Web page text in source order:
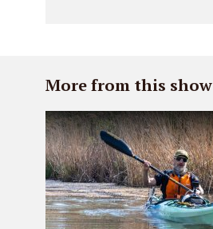
More from this show